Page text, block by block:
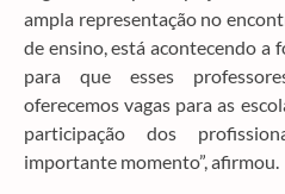
ampla representação no
de ensino, está acontecendo a
para que esses
oferecemos vagas para as
participação dos
importante momento”, afirmou.